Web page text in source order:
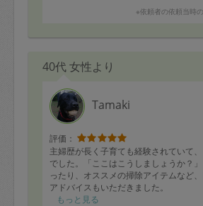
※依頼者の依頼当時
40代 女性より
Tamaki
評価：
主婦歴が長く子育ても経験されていて
でした。「ここはこうしましょうか？
ったり、オススメの掃除アイテムなど
アドバイスもいただきました。
勝手な判断で作業をしない点は、私は丁
もっと見る